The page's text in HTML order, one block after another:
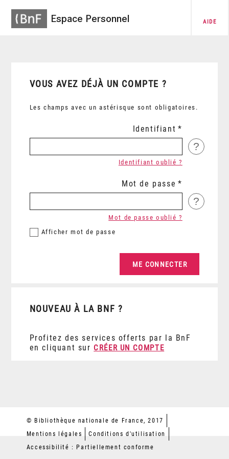
Espace Personnel AIDE
VOUS AVEZ DÉJÀ UN COMPTE ?
Les champs avec un astérisque sont obligatoires.
Identifiant
?
Identifiant oublié ?
Mot de passe
?
Afficher mot de passe
Mot de passe oublié ?
NOUVEAU À LA BNF ?
Profitez des services offerts par la BnF
en cliquant sur CRÉER UN COMPTE
© Bibliothèque nationale de France, 2017
Mentions légales
Conditions d'utilisation
Accessibilité : Partiellement conforme